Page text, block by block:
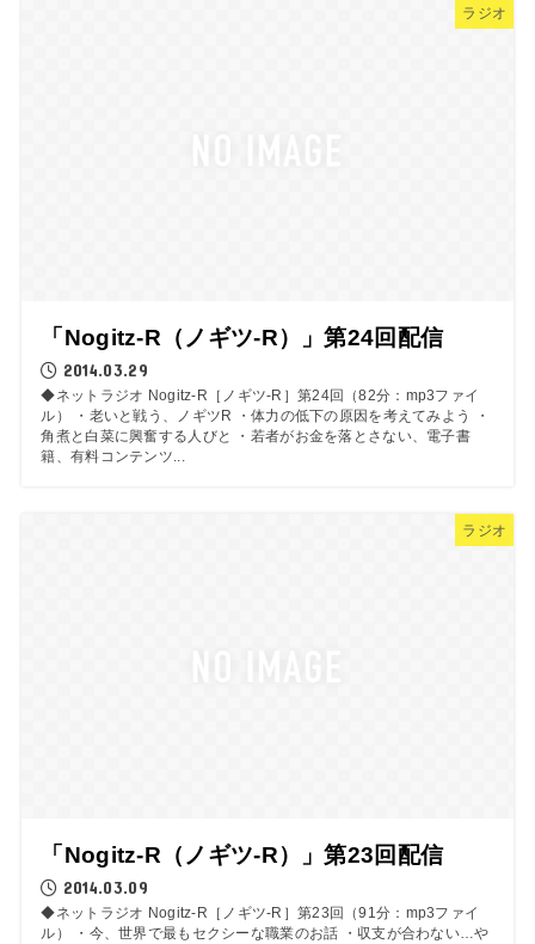
ラジオ
「Nogitz-R（ノギツ-R）」第24回配信
2014.03.29
◆ネットラジオ Nogitz-R［ノギツ-R］第24回（82分：mp3ファイ
ル） ・老いと戦う、ノギツR ・体力の低下の原因を考えてみよう ・
角煮と白菜に興奮する人びと ・若者がお金を落とさない、電子書
籍、有料コンテンツ...
ラジオ
「Nogitz-R（ノギツ-R）」第23回配信
2014.03.09
◆ネットラジオ Nogitz-R［ノギツ-R］第23回（91分：mp3ファイ
ル） ・今、世界で最もセクシーな職業のお話 ・収支が合わない…や